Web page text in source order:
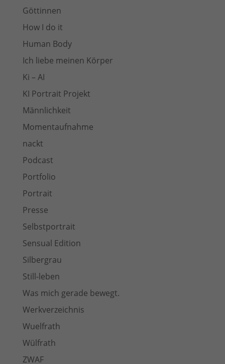
Göttinnen
How I do it
Human Body
Ich liebe meinen Körper
Ki – AI
KI Portrait Projekt
Männlichkeit
Momentaufnahme
nackt
Podcast
Portfolio
Portrait
Presse
Selbstportrait
Sensual Edition
Silbergrau
Still-leben
Was mich gerade bewegt.
Werkverzeichnis
Wuelfrath
Wülfrath
ZWAF